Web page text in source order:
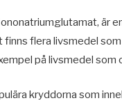
är
flera livsmedel
på livsmedel som
kryddorna som